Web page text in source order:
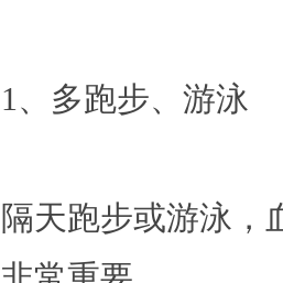
1、多跑步、游泳
隔天跑步或游泳，